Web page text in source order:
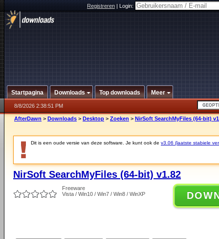
Registreren|Login:
Startpagina Downloads Top downloads Meer
8/8/2026 2:38:51 PM
AfterDawn > Downloads > Desktop > Zoeken > NirSoft SearchMyFiles (64-bit)
Dit is een oude versie van deze software. Je kunt ook de v3.06 (laatste stabiele
NirSoft SearchMyFiles (64-bit) v1.82
Freeware
Vista / Win10 / Win7 / Win8 / WinXP